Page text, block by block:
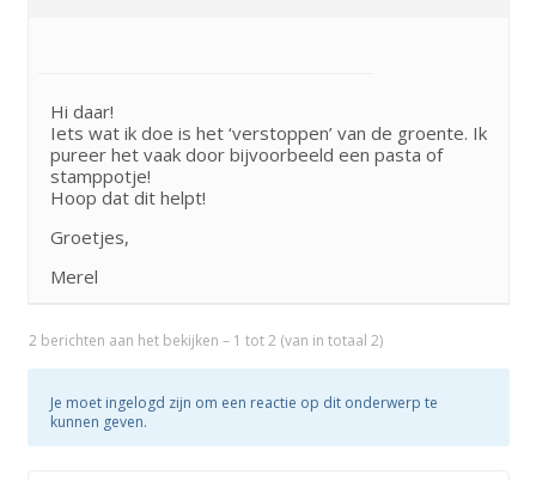
Hi daar!
Iets wat ik doe is het ‘verstoppen’ van de groente. Ik
pureer het vaak door bijvoorbeeld een pasta of
stamppotje!
Hoop dat dit helpt!
Groetjes,
Merel
2 berichten aan het bekijken – 1 tot 2 (van in totaal 2)
Je moet ingelogd zijn om een reactie op dit onderwerp te
kunnen geven.